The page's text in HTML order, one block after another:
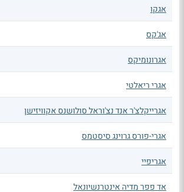
אגקו
אג'קס
אגרונומיקס
אגרי ריאלטי
אגרייקלצ'ר אנד נצ'וראל סולושנס אקוויזישן
אגרי-פורס גרוינג סיסטמס
אגריפיי
אד פפר מדיה אינטרנשיונאל